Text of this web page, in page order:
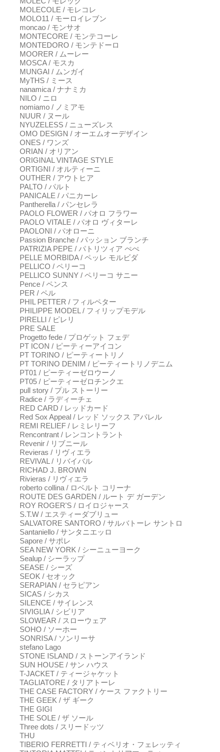
MOLECOLE / モレコレ
MOLO11 / モーロイレブン
moncao / モンサオ
MONTECORE / モンテコーレ
MONTEDORO / モンテドーロ
MOORER / ムーレー
MOSCA / モスカ
MUNGAI / ムンガイ
MyTHS / ミース
nanamica / ナナミカ
NILO / ニロ
nomiamo / ノミアモ
NUUR / ヌール
NYUZELESS / ニューズレス
OMO DESIGN / オーエムオーデザイン
ONES / ワンズ
ORIAN / オリアン
ORIGINAL VINTAGE STYLE
ORTIGNI / オルティーニ
OUTHER / アウトヒア
PALTO / パルト
PANICALE / パニカーレ
Pantherella / パンセレラ
PAOLO FLOWER / パオロ フラワー
PAOLO VITALE / パオロ ヴィターレ
PAOLONI / パオローニ
Passion Branche / パッション ブランチ
PATRIZIA PEPE / パトリツィア ぺぺ
PELLE MORBIDA / ペッレ モルビダ
PELLICO / ペリーコ
PELLICO SUNNY / ペリーコ サニー
Pence / ペンス
PER / ペル
PHIL PETTER / フィルペター
PHILIPPE MODEL / フィリップモデル
PIRELLI / ピレリ
PRE SALE
Progetto fede / プロゲット フェデ
PT ICON / ピーティーアイコン
PT TORINO / ピーティートリノ
PT TORINO DENIM / ピーティートリノデニム
PT01 / ピーティーゼロウーノ
PT05 / ピーティーゼロチンクエ
pull story / プル ストーリー
Radice / ラディーチェ
RED CARD / レッドカード
Red Sox Appeal / レッド ソックス アパレル
REMI RELIEF / レミレリーフ
Rencontrant / レンコントラント
Revenir / リブニール
Revieras / リヴィエラ
REVIVAL / リバイバル
RICHAD J. BROWN
Rivieras / リヴィエラ
roberto collina / ロベルト コリーナ
ROUTE DES GARDEN / ルート デ ガーデン
ROY ROGER'S / ロイロジャース
S.T.W / エスティーダブリュー
SALVATORE SANTORO / サルバトーレ サントロ
Santaniello / サンタニエッロ
Sapore / サポレ
SEA NEW YORK / シーニューヨーク
Sealup / シーラップ
SEASE / シーズ
SEOK / セオック
SERAPIAN / セラピアン
SICAS / シカス
SILENCE / サイレンス
SIVIGLIA / シビリア
SLOWEAR / スローウェア
SOHO / ソーホー
SONRISA / ソンリーサ
stefano Lago
STONE ISLAND / ストーンアイランド
SUN HOUSE / サン ハウス
T-JACKET / ティージャケット
TAGLIATORE / タリアトーレ
THE CASE FACTORY / ケース ファクトリー
THE GEEK / ザ ギーク
THE GIGI
THE SOLE / ザ ソール
Three dots / スリードッツ
THU
TIBERIO FERRETTI / ティベリオ・フェレッティ